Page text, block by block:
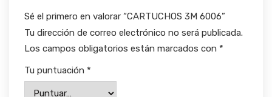
Sé el primero en valorar “CARTUCHOS 3M 6006”
Tu dirección de correo electrónico no será publicada.
Los campos obligatorios están marcados con *
Tu puntuación *